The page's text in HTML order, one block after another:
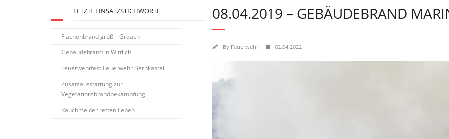
08.04.2019 – GEBÄUDEBRAND
By Feuerwehr 02.04.2022
LETZTE EINSATZSTICHWORTE
Flächenbrand groß – Graach
Gebäudebrand in Wittlich
Feuerwehrfest Feuerwehr Bernkastel
Zusatzausstattung zur
Vegetationsbrandbekämpfung
Rauchmelder retten Leben